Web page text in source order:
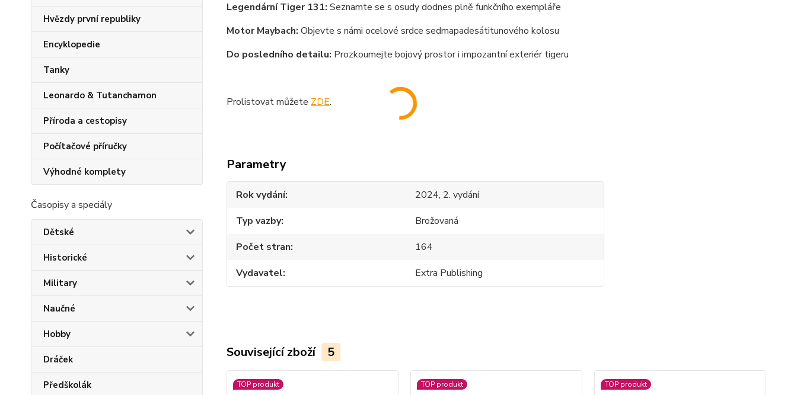
Hvězdy první republiky
Encyklopedie
Tanky
Leonardo & Tutanchamon
Příroda a cestopisy
Počítačové příručky
Výhodné komplety
Časopisy a speciály
Dětské
Historické
Military
Naučné
Hobby
Dráček
Předškolák
Legendární Tiger 131: Seznamte se s osudy dodnes plně funkčního exempláře
Motor Maybach: Objevte s námi ocelové srdce sedmapadesátitunového kolosu
Do posledního detailu: Prozkoumejte bojový prostor i impozantní exteriér tigeru
Prolistovat můžete ZDE.
Parametry
Rok vydání
2024, 2. vydání
Typ vazby
Brožovaná
Počet stran
164
Vydavatel
Extra Publishing
Související zboží 5
TOP produkt
TOP produkt
TOP produkt